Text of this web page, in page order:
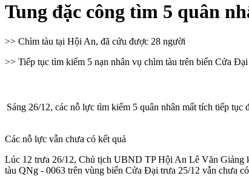
Tung đặc công tìm 5 quân
>> Chìm tàu tại Hội An, đã cứu được 28 người
>> Tiếp tục tìm kiếm 5 nạn nhân vụ chìm tàu trên biển Cửa Đại
Sáng 26/12, các nỗ lực tìm kiếm 5 quân nhân mất tích tiếp tục
Các nỗ lực vẫn chưa có kết quả
Lúc 12 trưa 26/12, Chủ tịch UBND TP Hội An Lê Văn Giảng
tàu QNg - 0063 trên vùng biển Cửa Đại trưa 25/12 vẫn chưa